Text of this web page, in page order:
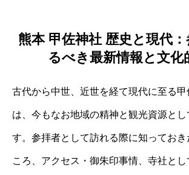
熊本 甲佐神社 歴史と現代
るべき最新情報と文化
古代から中世、近世を経て現代に至る甲
は、今もなお地域の精神と観光資源とし
す。参拝者として訪れる際に知ってお
ころ、アクセス・御朱印事情、寺社と